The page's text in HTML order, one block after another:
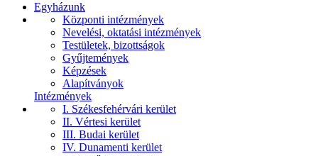
Egyházunk
Központi intézmények
Nevelési, oktatási intézmények
Testületek, bizottságok
Gyűjtemények
Képzések
Alapítványok
Intézmények
I. Székesfehérvári kerület
II. Vértesi kerület
III. Budai kerület
IV. Dunamenti kerület